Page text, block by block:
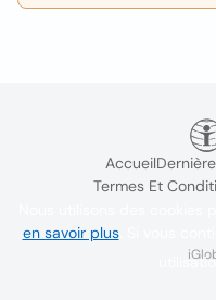
Accueil
Termes Et
en savoir plus. Si vous